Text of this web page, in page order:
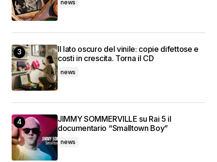
news
Il lato oscuro del vinile: copie difettose e
costi in crescita. Torna il CD
news
JIMMY SOMMERVILLE su Rai 5 il
documentario “Smalltown Boy”
news